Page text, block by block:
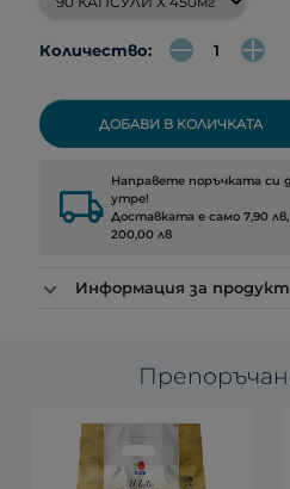
Количество:
ДОБАВИ В КОЛИЧКАТА
local_shipping Направете поръчката си
утре!
Доставката е само 7,90
200,00 лв
Информация за продукт